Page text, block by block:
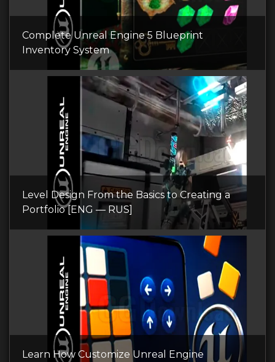
Complete Unreal Engine 5 Blueprint
Inventory System
Level Design From the Basics to Creating a
Portfolio [ENG — RUS]
Learn How Customize Unreal Engine